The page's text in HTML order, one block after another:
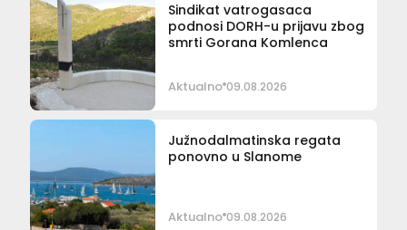
Sindikat vatrogasaca
podnosi DORH-u prijavu zbog
smrti Gorana Komlenca
Aktualno 09.08.2026
Južnodalmatinska regata
ponovno u Slanome
Aktualno 09.08.2026